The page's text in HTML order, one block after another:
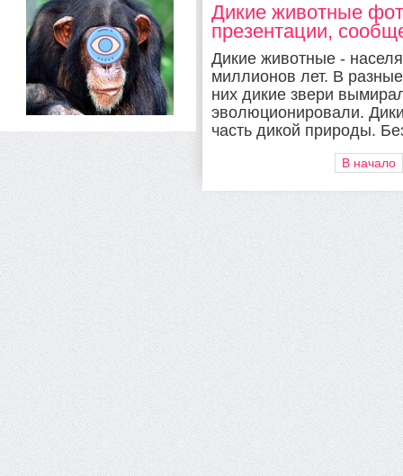
Дикие животные
презентации,
Дикие животные -
миллионов лет. В
них дикие звери
эволюционировали.
часть дикой природы.
В начало